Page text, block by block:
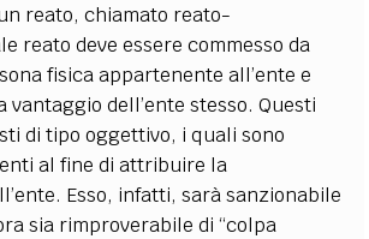
reato, chiamato reato-
reato deve essere commesso da
fisica appartenente all’ente e
vantaggio dell’ente stesso. Questi
di tipo oggettivo, i quali sono
al fine di attribuire la
Esso, infatti, sarà sanzionabile
sia rimproverabile di“colpa